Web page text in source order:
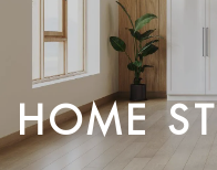
HOME ST